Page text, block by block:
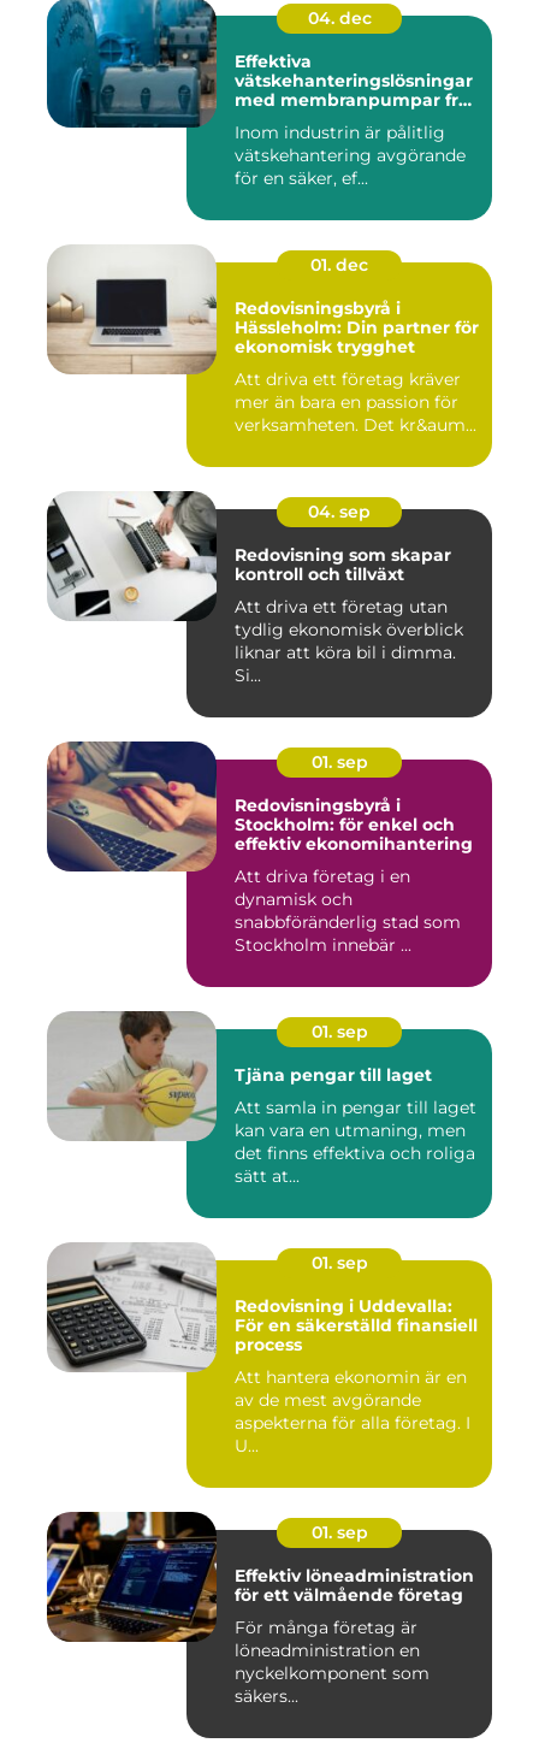
04. dec
Effektiva
vätskehanteringslösningar
med membranpumpar från
Inom industrin är pålitlig
vätskehantering avgörande
för en säker, ef...
01. dec
Redovisningsbyrå i
Hässleholm: Din partner för
ekonomisk trygghet
Att driva ett företag kräver
mer än bara en passion för
verksamheten. Det kr&aum...
04. sep
Redovisning som skapar
kontroll och tillväxt
Att driva ett företag utan
tydlig ekonomisk överblick
liknar att köra bil i dimma.
Si...
01. sep
Redovisningsbyrå i
Stockholm: för enkel och
effektiv ekonomihantering
Att driva företag i en
dynamisk och
snabbföränderlig stad som
Stockholm innebär ...
01. sep
Tjäna pengar till laget
Att samla in pengar till laget
kan vara en utmaning, men
det finns effektiva och roliga
sätt at...
01. sep
Redovisning i Uddevalla:
För en säkerställd finansiell
process
Att hantera ekonomin är en
av de mest avgörande
aspekterna för alla företag. I
U...
01. sep
Effektiv löneadministration
för ett välmående företag
För många företag är
löneadministration en
nyckelkomponent som
säkers...